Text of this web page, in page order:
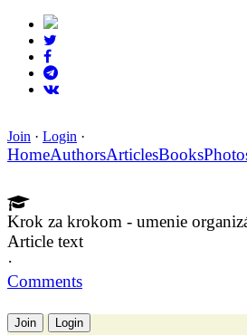
Join · Login ·
HomeAuthorsArticlesBooks
Krok za krokom - umenie
Article text
·
Comments
Join Login